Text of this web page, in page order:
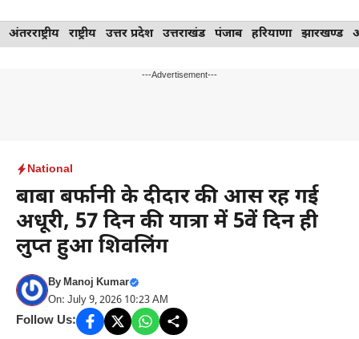
Skip
to
अंतरराष्ट्रीय राष्ट्रीय उत्तर प्रदेश उत्तराखंड पंजाब हरियाणा झारखण्ड
---Advertisement---
National
बाबा बर्फानी के दीदार की आस रह गई
अधूरी, 57 दिन की यात्रा में 5वें दिन ही
लुप्त हुआ शिवलिंग
ByManoj Kumar
On: July 9, 2026 10:23 AM
Follow Us: